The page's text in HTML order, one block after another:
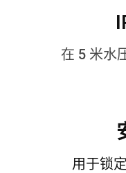
在 5 米水
用于锁